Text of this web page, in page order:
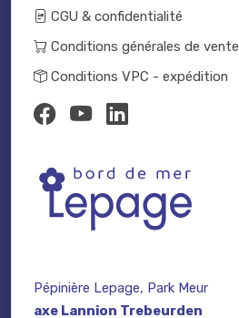
CGU & confidentialité
Conditions générales de vente
Conditions VPC - expédition
Pépinière Lepage, Park Meur
axe Lannion Trebeurden